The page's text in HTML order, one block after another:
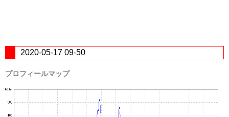
2020-05-17 09-50
プロフィールマップ